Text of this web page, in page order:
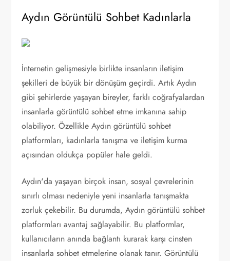
Aydın Görüntülü Sohbet Kadınlarla
İnternetin gelişmesiyle birlikte insanların iletişim
şekilleri de büyük bir dönüşüm geçirdi. Artık Aydın
gibi şehirlerde yaşayan bireyler, farklı coğrafyalardan
insanlarla görüntülü sohbet etme imkanına sahip
olabiliyor. Özellikle Aydın görüntülü sohbet
platformları, kadınlarla tanışma ve iletişim kurma
açısından oldukça popüler hale geldi.
Aydın'da yaşayan birçok insan, sosyal çevrelerinin
sınırlı olması nedeniyle yeni insanlarla tanışmakta
zorluk çekebilir. Bu durumda, Aydın görüntülü sohbet
platformları avantaj sağlayabilir. Bu platformlar,
kullanıcıların anında bağlantı kurarak karşı cinsten
insanlarla sohbet etmelerine olanak tanır. Görüntülü